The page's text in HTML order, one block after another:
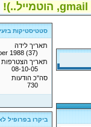
סטטיסטיקות
תאריך לידה
1988 (37)
תאריך הצטרפות
08-10-05
סה"כ הודעות
730
ביקרו בפרופיל